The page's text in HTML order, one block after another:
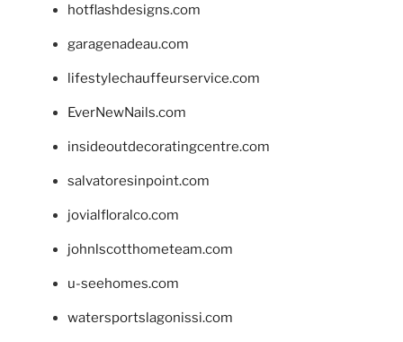
hotflashdesigns.com
garagenadeau.com
lifestylechauffeurservice.com
EverNewNails.com
insideoutdecoratingcentre.com
salvatoresinpoint.com
jovialfloralco.com
johnlscotthometeam.com
u-seehomes.com
watersportslagonissi.com